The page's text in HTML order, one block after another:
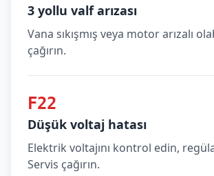
3 yollu valf arızası
Vana sıkışmış veya motor arızalı
çağırın.
F22
Düşük voltaj hatası
Elektrik voltajını kontrol edin,
Servis çağırın.